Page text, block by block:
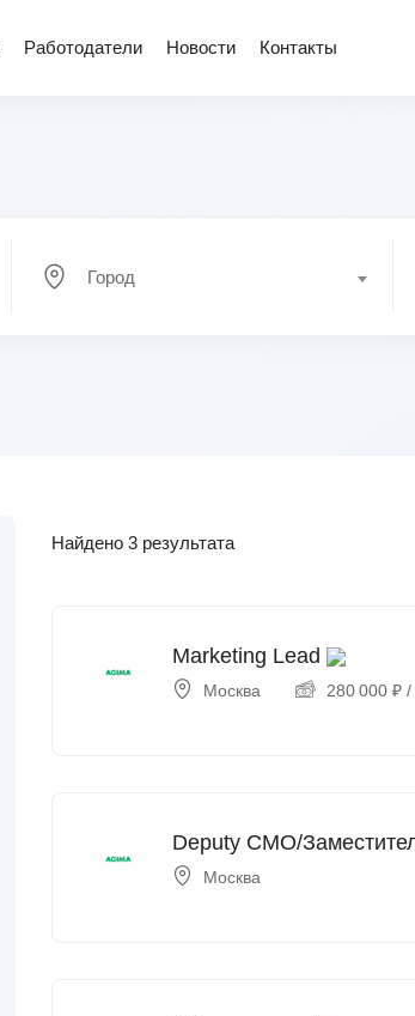
Работодатели Новости Контакты
Город
Найдено 3 результата
Marketing Lead
Москва 280 000 ₽ /
Deputy CMO/
Москва